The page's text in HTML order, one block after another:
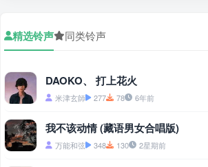
精选铃声 同类铃声
DAOKO、 打上花火
米津玄師 277 78 6年前
我不该动情 (藏语男女合唱版)
万能和弦 348 130 2星期前